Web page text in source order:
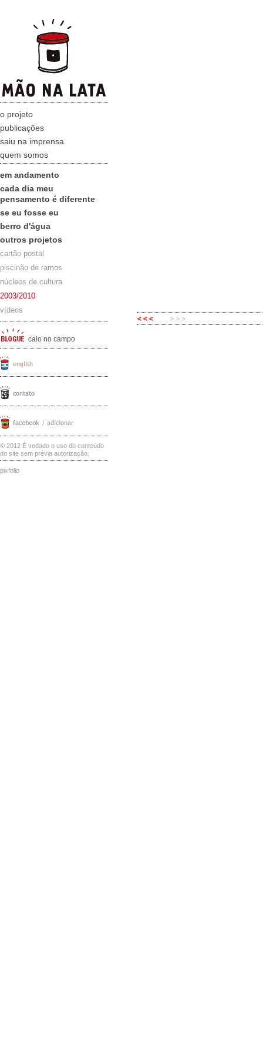
o projeto
publicações
saiu na imprensa
quem somos
em andamento
cada dia meu
pensamento é diferente
se eu fosse eu
berro d'água
outros projetos
cartão postal
piscinão de ramos
núcleos de cultura
2003/2010
vídeos
caio no campo
© 2012 É vedado o uso do conteúdo
do site sem prévia autorização.
pixfolio